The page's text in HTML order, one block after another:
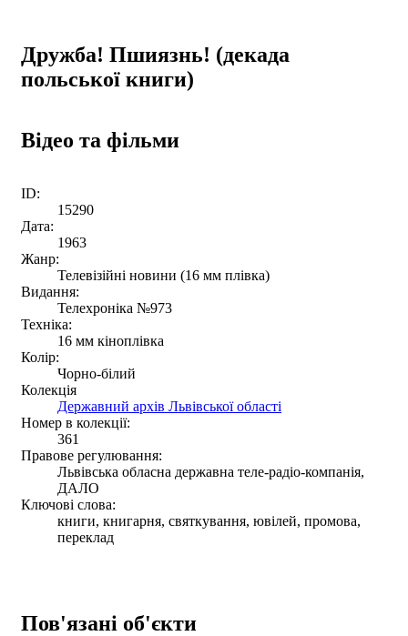
Дружба! Пшиязнь! (декада
польської книги)
Відео та фільми
ID:
15290
Дата:
1963
Жанр:
Телевізійні новини (16 мм плівка)
Видання:
Телехроніка №973
Техніка:
16 мм кіноплівка
Колір:
Чорно-білий
Колекція
Державний архів Львівської області
Номер в колекції:
361
Правове регулювання:
Львівська обласна державна теле-радіо-компанія,
ДАЛО
Ключові слова:
книги, книгарня, святкування, ювілей, промова,
переклад
Пов'язані об'єкти